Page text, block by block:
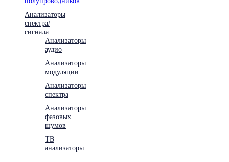
Анализаторы
спектра/
сигнала
Анализаторы
аудио
Анализаторы
модуляции
Анализаторы
спектра
Анализаторы
фазовых
шумов
ТВ
анализаторы